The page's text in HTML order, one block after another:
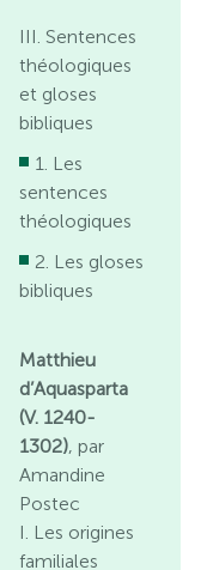
III. Sentences
théologiques
et gloses
bibliques
1. Les
sentences
théologiques
2. Les gloses
bibliques
Matthieu
d’Aquasparta
(V. 1240-
1302), par
Amandine
Postec
I. Les origines
familiales